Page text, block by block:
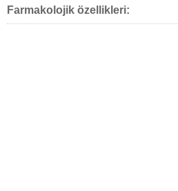
Farmakolojik özellikleri: